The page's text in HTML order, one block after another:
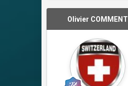
Olivier COMMENT